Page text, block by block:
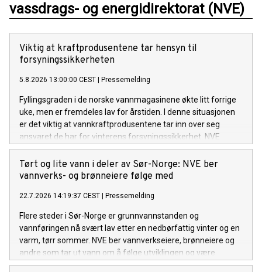
vassdrags- og energidirektorat (NVE)
Viktig at kraftprodusentene tar hensyn til
forsyningssikkerheten
5.8.2026 13:00:00 CEST Pressemelding
Fyllingsgraden i de norske vannmagasinene økte litt forrige
uke, men er fremdeles lav for årstiden. I denne situasjonen
er det viktig at vannkraftprodusentene tar inn over seg
ansvaret de har for vinterens forsyningssikkerhet. NVE
følger utviklingen av kraftsituasjonen, i tett dialog med
Statnett. Om nødvendig vil NVE innføre en
rapporteringsordning for kraftprodusentene.
Tørt og lite vann i deler av Sør-Norge: NVE ber
vannverks- og brønneiere følge med
22.7.2026 14:19:37 CEST Pressemelding
Flere steder i Sør-Norge er grunnvannstanden og
vannføringen nå svært lav etter en nedbørfattig vinter og en
varm, tørr sommer. NVE ber vannverkseiere, brønneiere og
andre som tar ut vann om å følge utviklingen og være
forberedt på å gjøre vannbesparende tiltak om det ikke